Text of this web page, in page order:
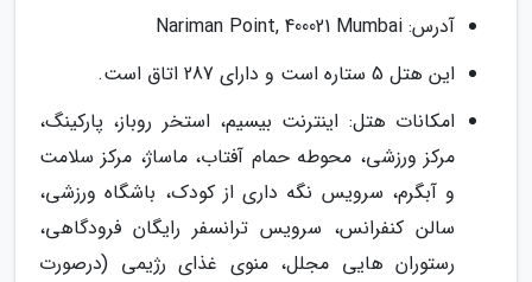
آدرس: Nariman Point, 400021 Mumbai
این هتل 5 ستاره است و دارای 287 اتاق است.
امکانات هتل: اینترنت بیسیم، استخر روباز، پارکینگ،
مرکز ورزشی، محوطه حمام آفتاب، ماساژ، مرکز سلامت
و آبگرم، سرویس نگه داری از کودک، باشگاه ورزشی،
سالن کنفرانس، سرویس ترانسفر رایگان فرودگاهی،
رستوران هایی مجلل، منوی غذای رژیمی (درصورت